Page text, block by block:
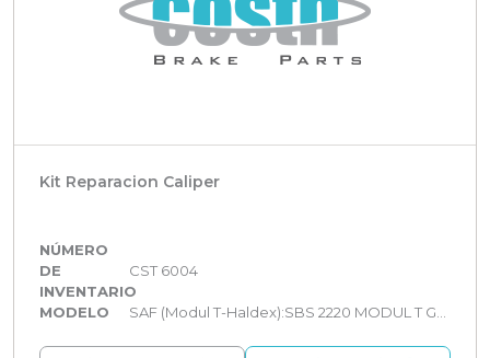
Kit Reparacion Caliper
NÚMERO
DE
INVENTARIO
CST 6004
MODELO